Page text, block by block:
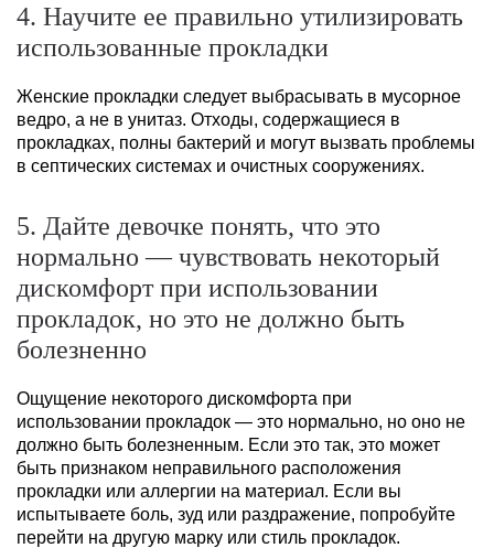
4. Научите ее правильно утилизировать
использованные прокладки
Женские прокладки следует выбрасывать в мусорное
ведро, а не в унитаз. Отходы, содержащиеся в
прокладках, полны бактерий и могут вызвать проблемы
в септических системах и очистных сооружениях.
5. Дайте девочке понять, что это
нормально — чувствовать некоторый
дискомфорт при использовании
прокладок, но это не должно быть
болезненно
Ощущение некоторого дискомфорта при
использовании прокладок — это нормально, но оно не
должно быть болезненным. Если это так, это может
быть признаком неправильного расположения
прокладки или аллергии на материал. Если вы
испытываете боль, зуд или раздражение, попробуйте
перейти на другую марку или стиль прокладок.